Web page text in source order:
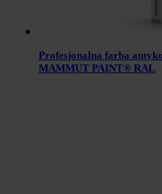
Profesjonalna farba
MAMMUT PAINT® RAL